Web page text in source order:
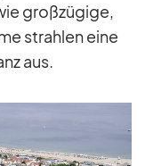
groß­zü­gige,
strah­len eine
aus.